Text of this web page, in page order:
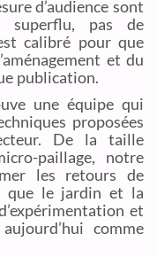
d’audience sont
superflu, pas de
calibré pour que
et du
publication.
une équipe qui
proposées
De la taille
paillage, notre
les retours de
que le jardin et la
et
comme